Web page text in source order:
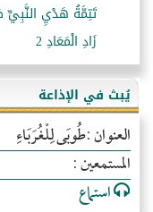
تَتِمَّةُ هَدْيِ
زَادِ الْمَعَادِ 2
يُبث في الإذاعة
العنوان :طُوبَى لِلْغُرَبَاءِ
المستمعين :
استماع